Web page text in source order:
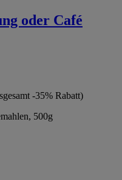
oder Café
-35% Rabatt)
500g